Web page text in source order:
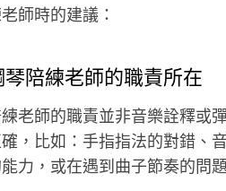
師時的建議：
琴陪練老師的職責所在
練老師的職責並非音樂詮釋或
，比如：手指指法的對錯、
能力，或在遇到曲子節奏的問